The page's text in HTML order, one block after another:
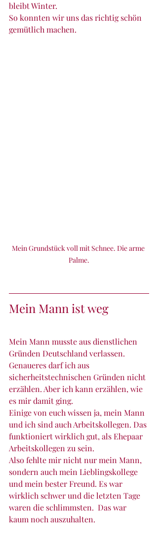
bleibt Winter.
So konnten wir uns das richtig schön
gemütlich machen.
Mein Grundstück voll mit Schnee. Die arme
Palme.
Mein Mann ist weg
Mein Mann musste aus dienstlichen
Gründen Deutschland verlassen.
Genaueres darf ich aus
sicherheitstechnischen Gründen nicht
erzählen. Aber ich kann erzählen, wie
es mir damit ging.
Einige von euch wissen ja, mein Mann
und ich sind auch Arbeitskollegen. Das
funktioniert wirklich gut, als Ehepaar
Arbeitskollegen zu sein.
Also fehlte mir nicht nur mein Mann,
sondern auch mein Lieblingskollege
und mein bester Freund. Es war
wirklich schwer und die letzten Tage
waren die schlimmsten.  Das war
kaum noch auszuhalten.